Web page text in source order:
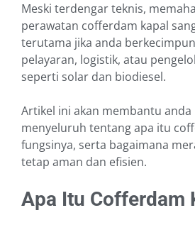
Meski terdengar teknis,
perawatan cofferdam kapal
terutama jika anda
pelayaran, logistik, atau
seperti solar dan biodiesel.
Artikel ini akan membantu
menyeluruh tentang apa itu
fungsinya, serta bagaimana
tetap aman dan efisien.
Apa Itu Cofferdam